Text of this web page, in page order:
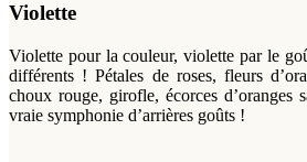
Violette
Violette pour la couleur, violette par le
différents ! Pétales de roses, fleurs
choux rouge, girofle, écorces
vraie symphonie d’arrières goûts !